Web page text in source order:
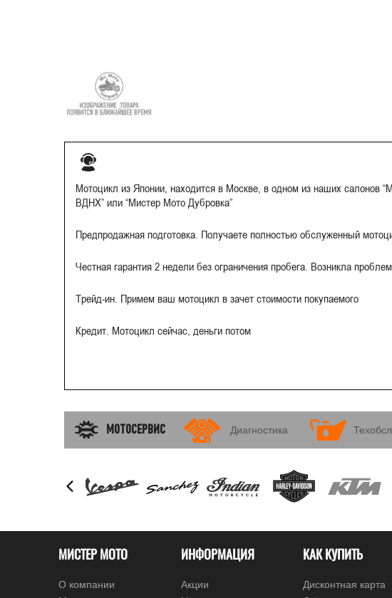
Мотоцикл из Японии, находится в Москве, в одном из наших салонов
ВДНХ” или “Мистер Мото Дубровка”
Предпродажная подготовка. Получаете полностью обслуженный
Честная гарантия 2 недели без ограничения пробега. Возникла
Трейд-ин. Примем ваш мотоцикл в зачет стоимости покупаемого
Кредит. Мотоцикл сейчас, деньги потом
МОТОСЕРВИС Диагностика
МИСТЕР МОТО
О компании
ИНФОРМАЦИЯ
Акции
КАК КУПИТЬ
Дисконтная карта